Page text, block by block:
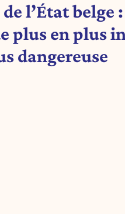
l’État belge
plus en plus
dangereuse